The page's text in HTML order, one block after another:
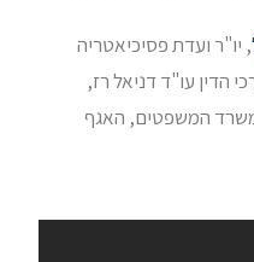
, יו"ר ועדת פסיכיאטריה
הדין עו"ד דניאל רז,
המשפטים, האגף